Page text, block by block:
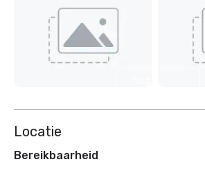
Locatie
Bereikbaarheid